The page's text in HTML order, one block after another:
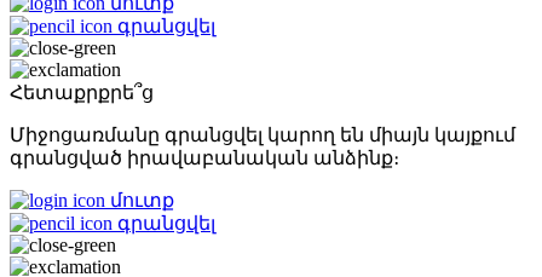
գրանցվել
Հետաքրքրե՞ց
Միջոցառմանը գրանցվել կարող են միայն կայքում
գրանցված իրավաբանական անձինք։
մուտք
գրանցվել